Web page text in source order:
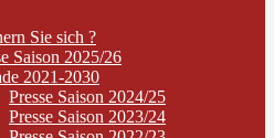
Sie sich ?
Saison 2025/26
2021-2030
Presse Saison 2024/25
Presse Saison 2023/24